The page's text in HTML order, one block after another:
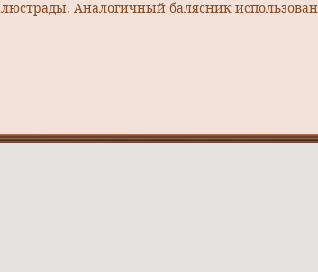
Аналогичный балясник